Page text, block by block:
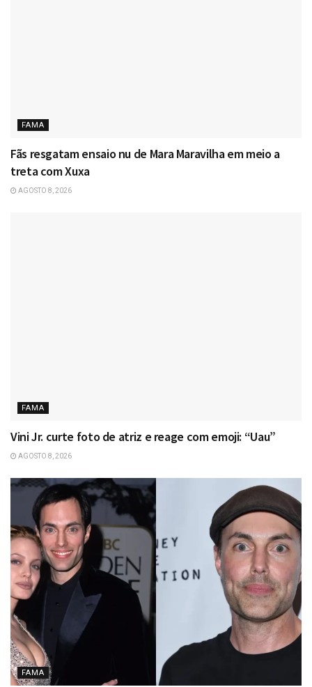
FAMA
Fãs resgatam ensaio nu de Mara Maravilha em meio a
treta com Xuxa
AGOSTO 8, 2026
FAMA
Vini Jr. curte foto de atriz e reage com emoji: “Uau”
AGOSTO 8, 2026
FAMA